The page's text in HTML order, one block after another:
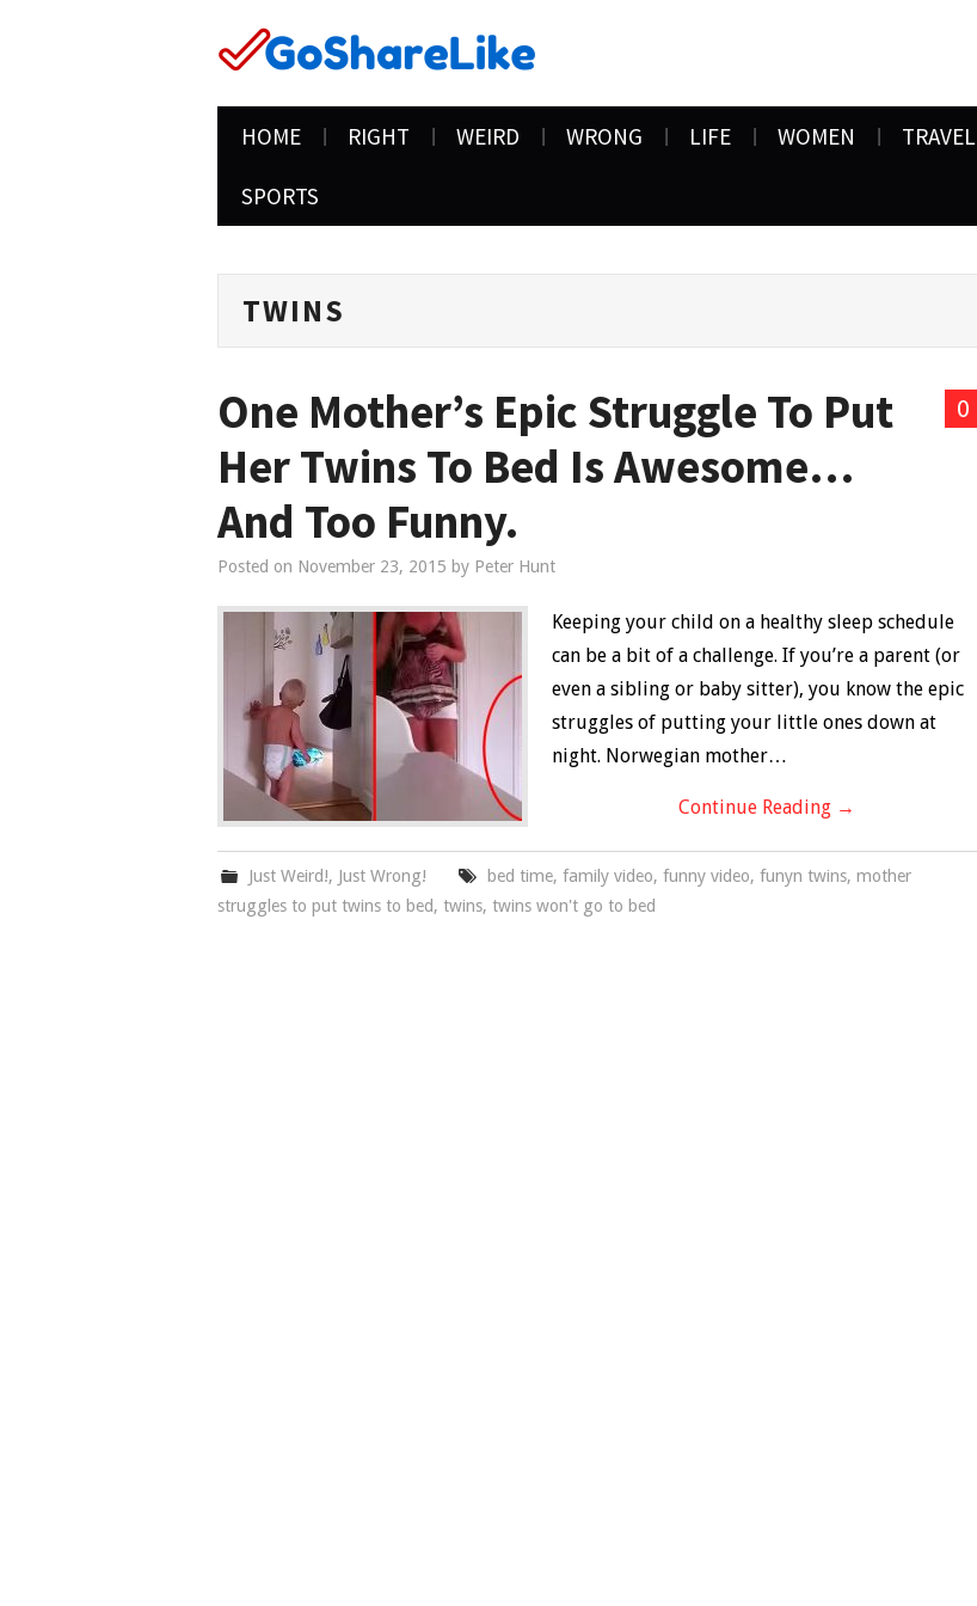
HOME RIGHT WEIRD WRONG LIFE WOMEN TRAVEL
SPORTS
TWINS
0
One Mother’s Epic Struggle To Put
Her Twins To Bed Is Awesome…
And Too Funny.
Posted on November 23, 2015 by Peter Hunt
Keeping your child on a healthy sleep schedule
can be a bit of a challenge. If you’re a parent (or
even a sibling or baby sitter), you know the epic
struggles of putting your little ones down at
night. Norwegian mother…
Continue Reading →
Just Weird!, Just Wrong! bed time, family video, funny video, funyn twins, mother
struggles to put twins to bed, twins, twins won't go to bed